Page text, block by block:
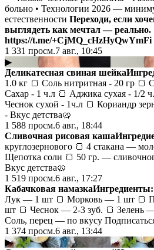
больно • Технологии 2026 —
естественности Переходи, если
выглядеть как мечтал — реально.
https://t.me/+CjMQ_cHzHyQwYmFi
1 331 просм.7 авг., 10:45
▶
Деликатесная свиная шейка
1.0 кг 🍞 Соль нитритная - 20 гр 🍞
Сахар - 1 ч.л 🍞 Аджика сухая - 1/2
Чеснок сухой - 1ч.л 🍞 Кориандр
- Вкус детства🥨
1 588 просм.6 авг., 18:44
Сливочная рисовая каша
круглозернового 🍞 4 стакана —
Щепотка соли 🍞 50 гр. —
Вкус детства🥨
1 519 просм.6 авг., 17:27
Кабачковая намазкаИнгредиенты:
Лук — 1 шт 🍞 Морковь — 1 шт 🍞
шт 🍞 Чеснок — 2-3 зуб. 🍞 Зелень
Соль, перец — по вкусу
1 374 просм.6 авг., 13:44
▶